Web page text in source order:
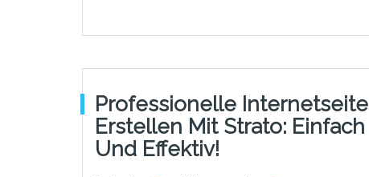
Professionelle Internetseite
Erstellen Mit Strato: Einfach
Und Effektiv!